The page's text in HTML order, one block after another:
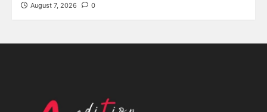
August 7, 2026 0